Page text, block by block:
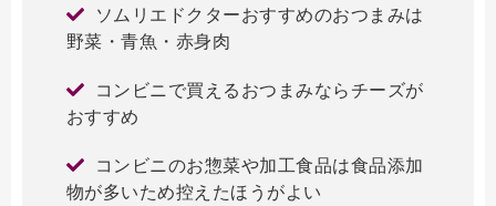
ソムリエドクターおすすめのおつまみは
野菜・青魚・赤身肉
コンビニで買えるおつまみならチーズが
おすすめ
コンビニのお惣菜や加工食品は食品添加
物が多いため控えたほうがよい